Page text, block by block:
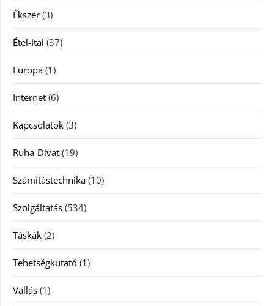
Ékszer (3)
Étel-Ital (37)
Europa (1)
Internet (6)
Kapcsolatok (3)
Ruha-Divat (19)
Számítástechnika (10)
Szolgáltatás (534)
Táskák (2)
Tehetségkutató (1)
Vallás (1)